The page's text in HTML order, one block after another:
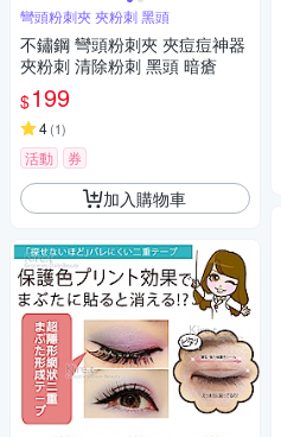
彎頭粉刺夾 夾粉刺 黑頭
不鏽鋼 彎頭粉刺夾 夾痘痘神器
夾粉刺 清除粉刺 黑頭 暗瘡
$199
4(1)
活動 券
加入購物車